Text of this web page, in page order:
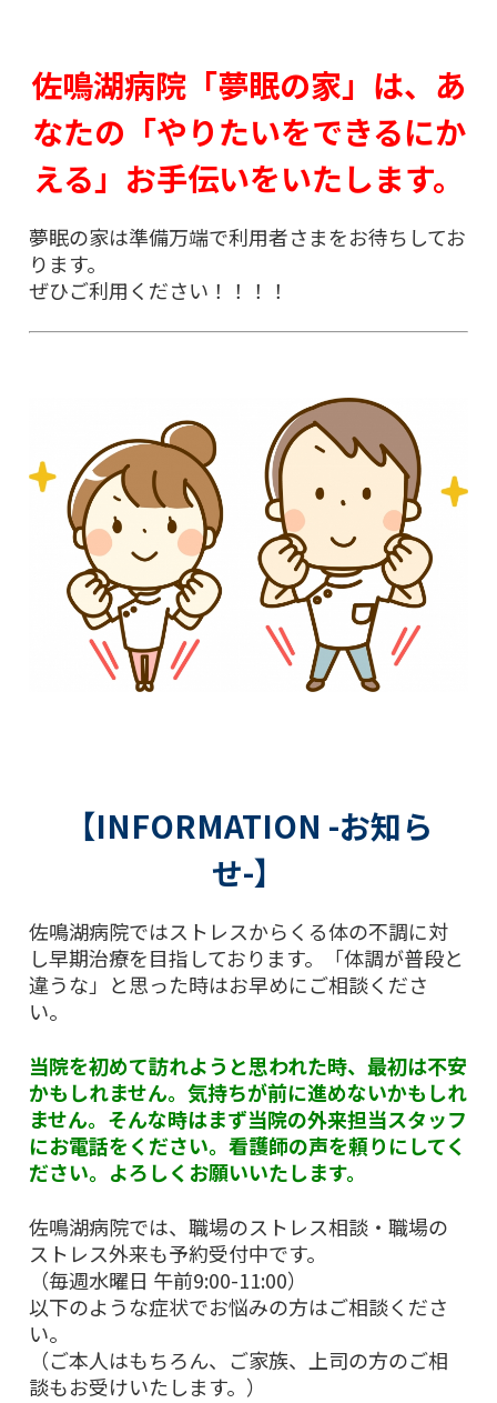
佐鳴湖病院「夢眠の家」は、あ
なたの「やりたいをできるにか
える」お手伝いをいたします。
夢眠の家は準備万端で利用者さまをお待ちしてお
ります。
ぜひご利用ください！！！！
【INFORMATION -お知ら
せ-】
佐鳴湖病院ではストレスからくる体の不調に対
し早期治療を目指しております。「体調が普段と
違うな」と思った時はお早めにご相談くださ
い。
当院を初めて訪れようと思われた時、最初は不安
かもしれません。気持ちが前に進めないかもしれ
ません。そんな時はまず当院の外来担当スタッフ
にお電話をください。看護師の声を頼りにしてく
ださい。よろしくお願いいたします。
佐鳴湖病院では、職場のストレス相談・職場の
ストレス外来も予約受付中です。
（毎週水曜日 午前9:00-11:00）
以下のような症状でお悩みの方はご相談くださ
い。
（ご本人はもちろん、ご家族、上司の方のご相
談もお受けいたします。）